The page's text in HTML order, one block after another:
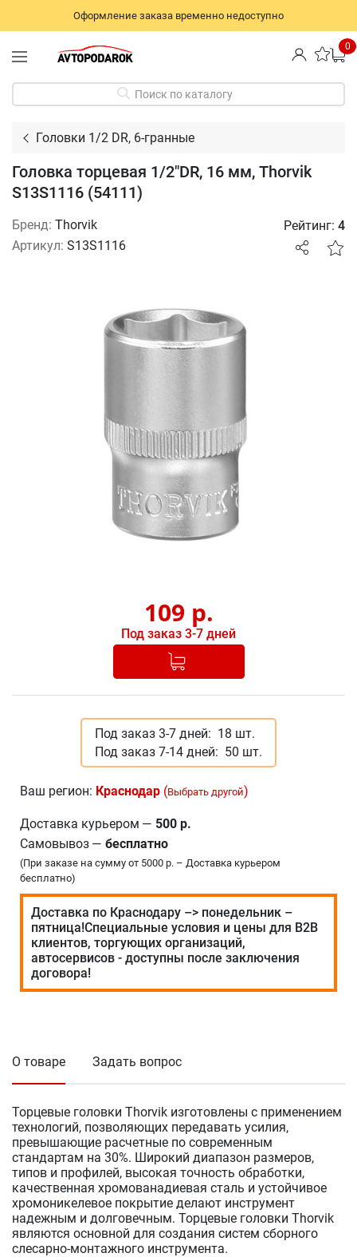
Оформление заказа временно недоступно
0
Поиск по каталогу
Головки 1/2 DR, 6-гранные
Головка торцевая 1/2"DR, 16 мм, Thorvik
S13S1116 (54111)
Бренд: Thorvik
Артикул: S13S1116
Рейтинг: 4
109 р.
Под заказ 3-7 дней
Добавлено в корзину
Под заказ 3-7 дней: 18 шт.
Под заказ 7-14 дней: 50 шт.
Ваш регион: Краснодар (Выбрать другой)
Доставка курьером — 500 р.
Самовывоз — бесплатно
(При заказе на сумму от 5000 р. – Доставка курьером
бесплатно)
Доставка по Краснодару –> понедельник –
пятница!Специальные условия и цены для В2В
клиентов, торгующих организаций,
автосервисов - доступны после заключения
договора!
О товаре Задать вопрос
Торцевые головки Thorvik изготовлены с применением
технологий, позволяющих передавать усилия,
превышающие расчетные по современным
стандартам на 30%. Широкий диапазон размеров,
типов и профилей, высокая точность обработки,
качественная хромованадиевая сталь и устойчивое
хромоникелевое покрытие делают инструмент
надежным и долговечным. Торцевые головки Thorvik
являются основной для создания систем сборного
слесарно-монтажного инструмента.